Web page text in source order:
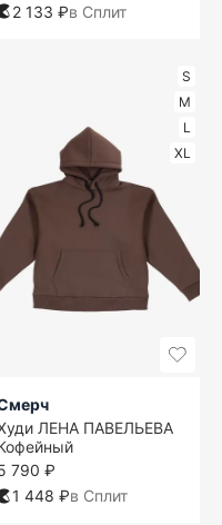
2 133 ₽в Сплит
S
M
L
XL
ЛЕНА ПАВЕЛЬЕВА
790 ₽
1 448 ₽в Сплит